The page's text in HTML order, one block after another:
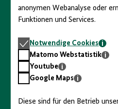
anonymen Webanalyse oder
Funktionen und Services.
Notwendige
Cookies
Notwendige Cookies
Matomo
Webstatistik
Matomo Webstatistik
Youtube
Youtube
GoogleGoogle Maps
Diese sind für den Betrieb